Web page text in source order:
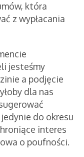
która
z wypłacania
jesteśmy
a podjęcie
dla nas
do okresu
interes
o poufności.